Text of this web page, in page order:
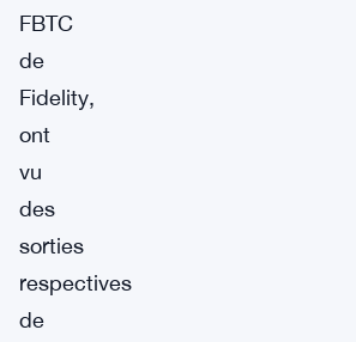
FBTC
de
Fidelity,
ont
vu
des
sorties
respectives
de